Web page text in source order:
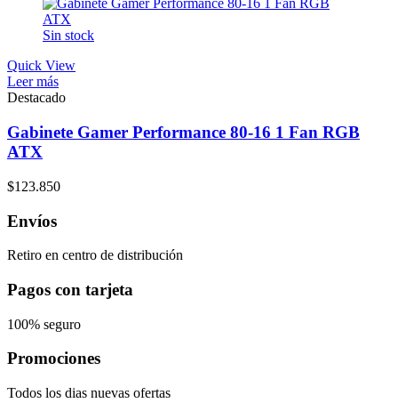
Sin stock
Quick View
Leer más
Destacado
Gabinete Gamer Performance 80-16 1 Fan RGB
ATX
$123.850
Envíos
Retiro en centro de distribución
Pagos con tarjeta
100% seguro
Promociones
Todos los dias nuevas ofertas